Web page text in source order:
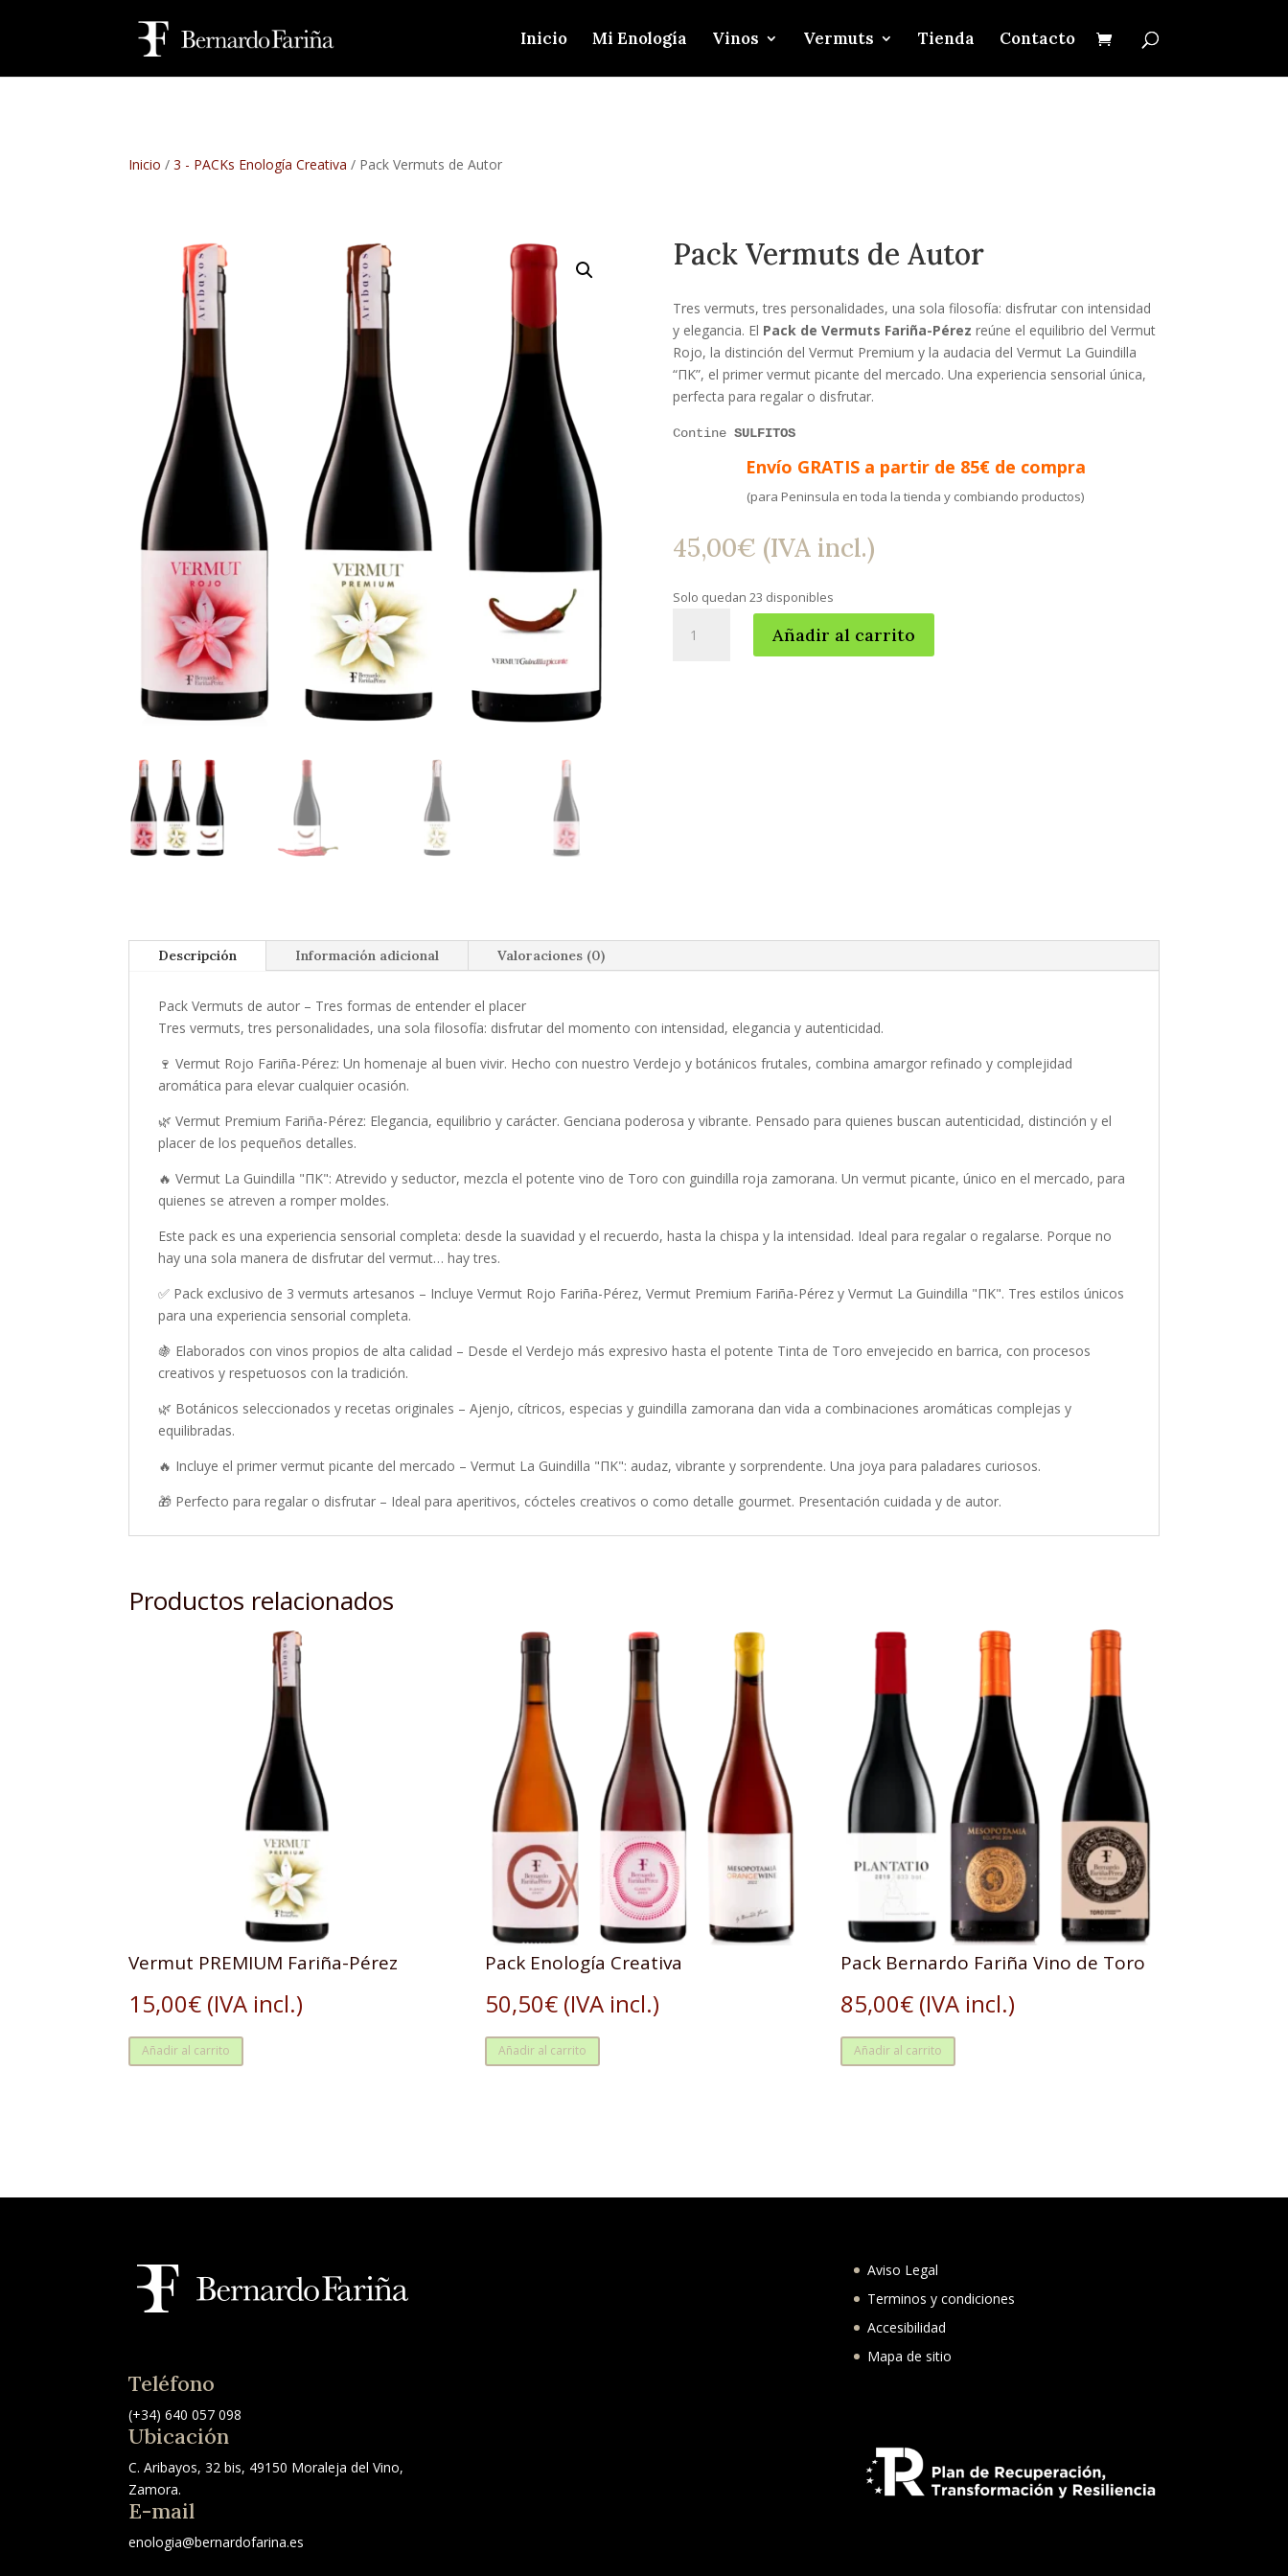
Inicio Mi Enología Vinos Vermuts Tienda Contacto
Inicio /3 - PACKs Enología Creativa / Pack Vermuts de Autor
Pack Vermuts de Autor
Tres vermuts, tres personalidades, una sola filosofía: disfrutar con intensidad
y elegancia. El Pack de Vermuts Fariña-Pérez reúne el equilibrio del Vermut
Rojo, la distinción del Vermut Premium y la audacia del Vermut La Guindilla
“ΠΚ”, el primer vermut picante del mercado. Una experiencia sensorial única,
perfecta para regalar o disfrutar.
Contine SULFITOS
Envío GRATIS a partir de 85€ de compra
(para Peninsula en toda la tienda y combiando productos)
45,00€ (IVA incl.)
Solo quedan 23 disponibles
Vermuts
Añadir al carrito
Descripción Información adicional Valoraciones (0)
Pack Vermuts de autor – Tres formas de entender el placer
Tres vermuts, tres personalidades, una sola filosofía: disfrutar del momento con intensidad, elegancia y autenticidad.
🍷 Vermut Rojo Fariña-Pérez: Un homenaje al buen vivir. Hecho con nuestro Verdejo y botánicos frutales, combina amargor refinado y complejidad
aromática para elevar cualquier ocasión.
🌿 Vermut Premium Fariña-Pérez: Elegancia, equilibrio y carácter. Genciana poderosa y vibrante. Pensado para quienes buscan autenticidad, distinción y el
placer de los pequeños detalles.
🔥 Vermut La Guindilla "ΠΚ": Atrevido y seductor, mezcla el potente vino de Toro con guindilla roja zamorana. Un vermut picante, único en el mercado, para
quienes se atreven a romper moldes.
Este pack es una experiencia sensorial completa: desde la suavidad y el recuerdo, hasta la chispa y la intensidad. Ideal para regalar o regalarse. Porque no
hay una sola manera de disfrutar del vermut… hay tres.
✅ Pack exclusivo de 3 vermuts artesanos – Incluye Vermut Rojo Fariña-Pérez, Vermut Premium Fariña-Pérez y Vermut La Guindilla "ΠΚ". Tres estilos únicos
para una experiencia sensorial completa.
🍇 Elaborados con vinos propios de alta calidad – Desde el Verdejo más expresivo hasta el potente Tinta de Toro envejecido en barrica, con procesos
creativos y respetuosos con la tradición.
🌿 Botánicos seleccionados y recetas originales – Ajenjo, cítricos, especias y guindilla zamorana dan vida a combinaciones aromáticas complejas y
equilibradas.
🔥 Incluye el primer vermut picante del mercado – Vermut La Guindilla "ΠΚ": audaz, vibrante y sorprendente. Una joya para paladares curiosos.
🎁 Perfecto para regalar o disfrutar – Ideal para aperitivos, cócteles creativos o como detalle gourmet. Presentación cuidada y de autor.
Productos relacionados
Vermut PREMIUM Fariña-Pérez
15,00€ (IVA incl.)
Añadir al carrito
Pack Enología Creativa
50,50€ (IVA incl.)
Añadir al carrito
Pack Bernardo Fariña Vino de Toro
85,00€ (IVA incl.)
Añadir al carrito
Teléfono
(+34) 640 057 098
Ubicación
C. Aribayos, 32 bis, 49150 Moraleja del Vino,
Zamora.
E-mail
enologia@bernardofarina.es
Aviso Legal
Terminos y condiciones
Accesibilidad
Mapa de sitio